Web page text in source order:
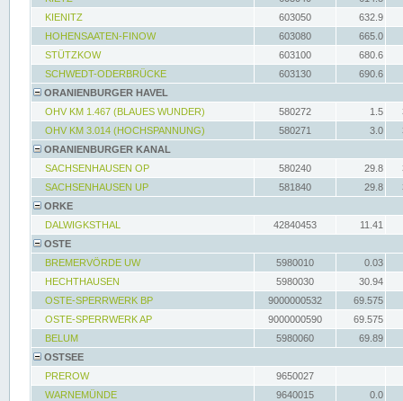
KIENITZ
603050
632.9
HOHENSAATEN-FINOW
603080
665.0
STÜTZKOW
603100
680.6
SCHWEDT-ODERBRÜCKE
603130
690.6
ORANIENBURGER HAVEL
OHV KM 1.467 (BLAUES WUNDER)
580272 1.5
OHV KM 3.014 (HOCHSPANNUNG)
580271 3.0
ORANIENBURGER KANAL
SACHSENHAUSEN OP
580240 29.8
SACHSENHAUSEN UP
581840 29.8
ORKE
DALWIGKSTHAL
42840453
11.41
OSTE
BREMERVÖRDE UW
5980010
0.03
HECHTHAUSEN
5980030
30.94
OSTE-SPERRWERK BP
9000000532
69.575
OSTE-SPERRWERK AP
9000000590
69.575
BELUM
5980060
69.89
OSTSEE
PREROW
9650027
WARNEMÜNDE
9640015
0.0